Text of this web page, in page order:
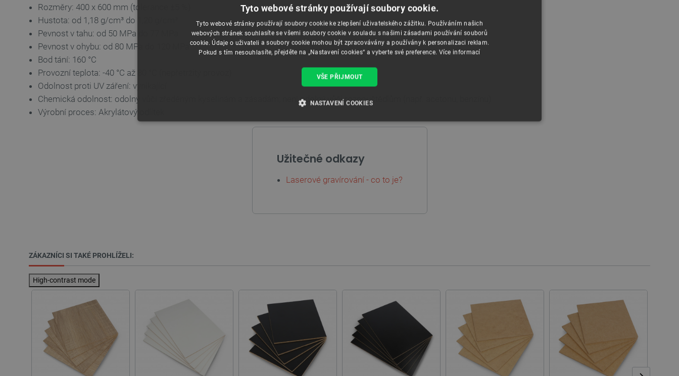
Rozměry: 400 x 600 mm (tolerance ±5 %)
Hustota: od 1,18 g/cm³ do 1,20 g/cm³
Pevnost v tahu: od 50 MPa do 77 MPa
Pevnost v ohybu: od 80 MPa do 120 MPa
Bod tání: 160 °C
Provozní teplota: -40 °C až 80 °C (nepřetržitý provoz)
Odolnost proti UV záření: vynikající
Chemická odolnost: odolný vůči zředěným kyselinám a zásadám; není odolný vůči rozpouštědlům (např. acetonu, benzínu)
Výrobní proces: Akrylátový odlitek
Užitečné odkazy
Laserové gravírování - co to je?
ZÁKAZNÍCI SI TAKÉ PROHLÍŽELI:
High-contrast mode
Tyto webové stránky používají soubory cookie.
Tyto webové stránky používají soubory cookie ke zlepšení uživatelského zážitku. Používáním našich
webových stránek souhlasíte se všemi soubory cookie v souladu s našimi zásadami používání souborů
cookie. Údaje o uživateli a soubory cookie mohou být zpracovávány a používány k personalizaci reklam.
Pokud s tím nesouhlasíte, přejděte na „Nastavení cookies“ a vyberte své preference. Více informací
VŠE PŘIJMOUT
NASTAVENÍ COOKIES
NEZBYTNĚ NUTNÉ SOUBORY VÝKONOVÉ SOUBORY SOUBORY CÍLENÍ
Nezbytně nutné soubory cookie umožňují základní funkce webových stránek, jako je přihlášení uživatele a správa účtu. Webové stránky nelze bez
.heureka.group
58 sekund
přínosné, aby bylo možné podávat platné zprávy o používání jejich webových
.botland.cz
59 minut
53 sekund
Tento cookie se používá k řízení stavu uživatelské relace napříč požadavky
VISITOR_PRIVACY_METADATA
YouTube
.youtube.com
4 týdny
Tento soubor cookie slouží k ukládání souhlasu uživatele a volby soukromí
pro jejich interakci s webem. Zaznamenává údaje o souhlasu návštěvníka s
různými zásadami ochrany osobních údajů a nastavením, které zajistí, že
jejich preference budou v budoucích sezeních respektovány.
PrestaShop-
2 týdny 6
Tento soubor cookie je nutný pro provoz obchodu založeného na enginu
Zásadách ochrany soukromí Google